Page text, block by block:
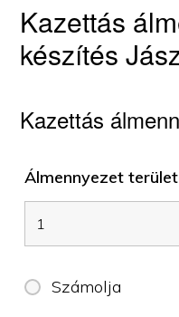
Kazettás
készítés
Kazettás
Álmennyezet
Számolja